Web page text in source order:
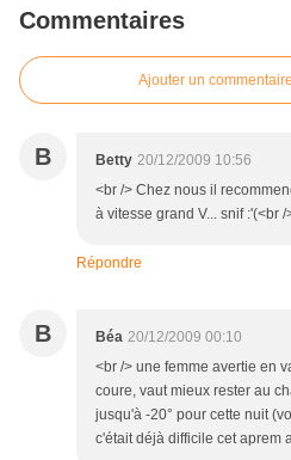
Commentaires
Ajouter un commentaire
B Betty 20/12/2009 10:56
<br /> Chez nous il
à vitesse grand V... snif :'(<br /
Répondre
B Béa 20/12/2009 00:10
<br /> une femme avertie en
coure, vaut mieux rester au
jusqu'à -20° pour cette nuit
c'était déjà difficile cet aprem